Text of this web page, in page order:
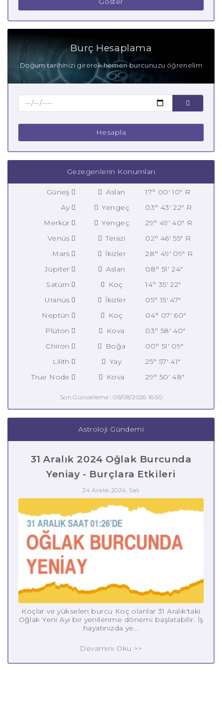
Burç Hesaplama
Doğum tarihinizi girerek hemen burcunuzu öğrenelim
Hesapla
Gezegenlerin Konumları
Güneş Aslan
17° 00' 10" R
Ay
Yengeç
03° 43' 22" R
Merkür
Yengeç
29° 49' 40" R
Venüs
Terazi
02° 46' 55" R
Mars
İkizler
28° 49' 09" R
Jüpiter
Aslan
08° 51' 24"
Satürn
Koç
14° 35' 22"
Uranüs
İkizler
05° 15' 47"
Neptün
Koç
04° 07' 60"
Plüton
Kova
03° 58' 40"
Chiron
Boğa
00° 51' 09"
Lilith
Yay
25° 57' 41"
True Node
Kova 29° 50' 48"
Son Güncelleme : 09/08/2026 16:50
Astroloji Gündemi
31 Aralık 2024 Oğlak Burcunda
Yeniay - Burçlara Etkileri
24 Aralık 2024, Salı
Koçlar ve yükselen burcu Koç olanlar 31 Aralık'taki
Oğlak Yeni Ayı bir yenilenme dönemi başlatabilir. İş
hayatınızda ye...
Devamını Oku >>